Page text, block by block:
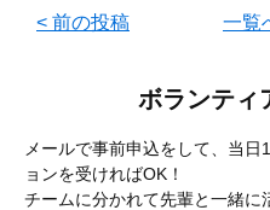
< 前の投稿 一覧
ボランティ
メールで事前申込をして、当
ョンを受ければOK！
チームに分かれて先輩と一緒に